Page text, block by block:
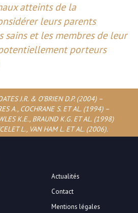
atteints de la
leurs parents
sains et les membres de leur
porteurs
J.R. & O’BRIEN D.P. (2004) –
A., COCHRANE S. ET AL. (1994) –
K.E., BRAUND K.G. ET AL. (1998)
L., VAN HAM L. ET AL. (2006).
Actualités
Contact
Mentions légales